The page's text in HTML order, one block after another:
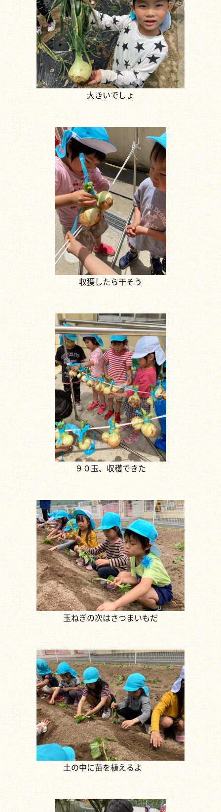
大きいでしょ
収獲したら干そう
９０玉、収穫できた
玉ねぎの次はさつまいもだ
土の中に苗を植えるよ